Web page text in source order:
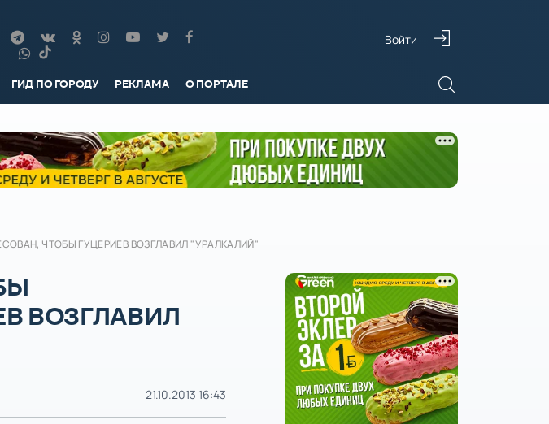
Войти
ГИД ПО ГОРОДУ РЕКЛАМА О ПОРТАЛЕ
ЧТОБЫ ГУЦЕРИЕВ ВОЗГЛАВИЛ "УРАЛКАЛИЙ"
ВОЗГЛАВИЛ
21.10.2013 16:43